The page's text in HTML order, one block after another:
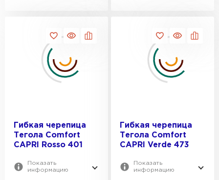
Гибкая черепица
Тегола Comfort
CAPRI Rosso 401
Показать
информацию
Гибкая черепица
Тегола Comfort
CAPRI Verde 473
Показать
информацию
Софиты